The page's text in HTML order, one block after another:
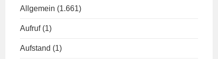
Allgemein (1.661)
Aufruf (1)
Aufstand (1)